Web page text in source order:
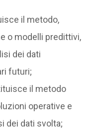
il metodo,
o modelli predittivi,
dei dati
futuri;
il metodo
operative e
dei dati svolta;